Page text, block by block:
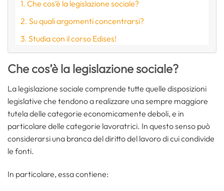
Che cos’è la legislazione sociale?
Su quali argomenti concentrarsi?
Studia con il corso Edises!
Che cos’è la legislazione sociale?
La legislazione sociale comprende tutte quelle disposizioni
legislative che tendono a realizzare una sempre maggiore
tutela delle categorie economicamente deboli, e in
particolare delle categorie lavoratrici. In questo senso può
considerarsi una branca del diritto del lavoro di cui condivide
le fonti.
In particolare, essa contiene: